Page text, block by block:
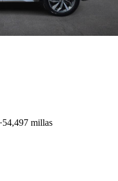
54,497 millas